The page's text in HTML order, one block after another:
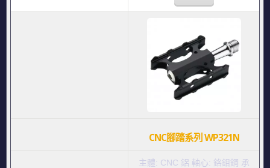
CNC腳踏系列 WP321N
主體: CNC 鋁 軸心: 鉻鉬鋼 承